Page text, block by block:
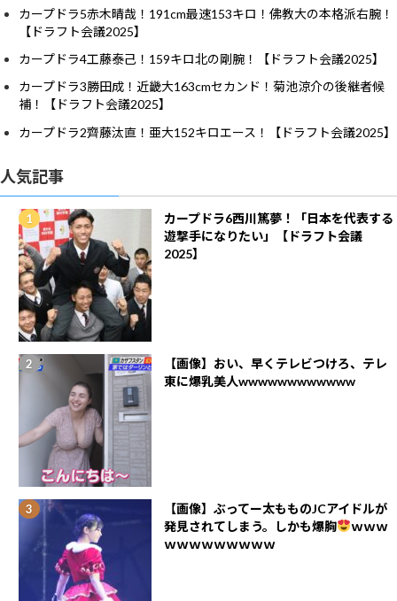
カープドラ5赤木晴哉！191cm最速153キロ！佛教大の本格派右腕！
【ドラフト会議2025】
カープドラ4工藤泰己！159キロ北の剛腕！【ドラフト会議2025】
カープドラ3勝田成！近畿大163cmセカンド！菊池涼介の後継者候
補！【ドラフト会議2025】
カープドラ2齊藤汰直！亜大152キロエース！【ドラフト会議2025】
人気記事
カープドラ6西川篤夢！「日本を代表する
遊撃手になりたい」【ドラフト会議
2025】
【画像】おい、早くテレビつけろ、テレ
東に爆乳美人wwwwwwwwwwww
【画像】ぶってー太もものJCアイドルが
発見されてしまう。しかも爆胸
ｗｗｗ
ｗｗｗｗｗｗｗｗｗ